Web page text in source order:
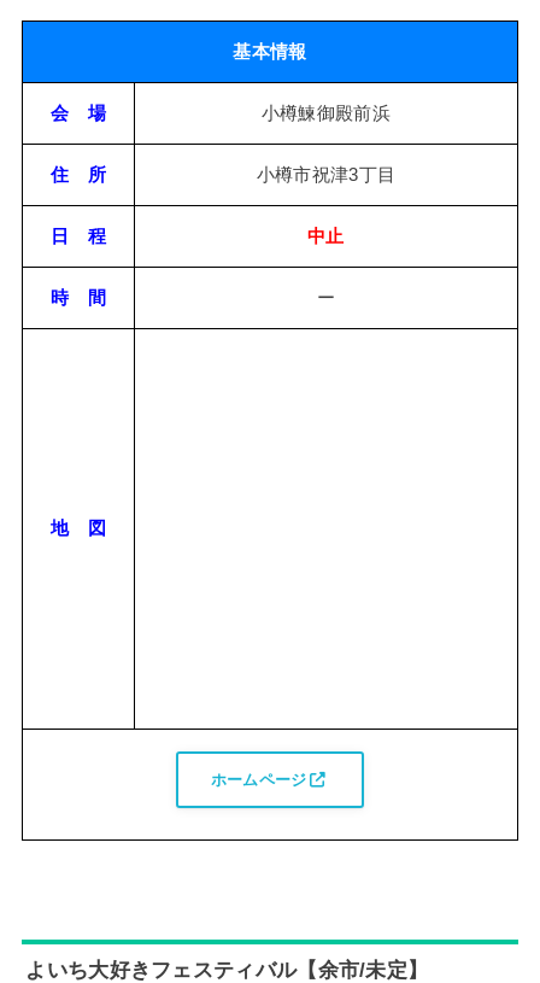
基本情報
会 場 小樽鰊御殿前浜
住 所 小樽市祝津3丁目
日 程 中止
時 間 ー
地 図
ホームページ
よいち大好きフェスティバル【余市/未定】